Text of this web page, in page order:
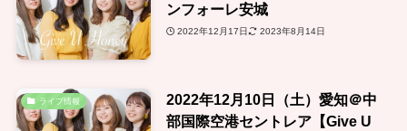
ンフォーレ安城
2022年12月17日 2023年8月14日
ライブ情報
2022年12月10日（土）愛知＠中
部国際空港セントレア【Give U